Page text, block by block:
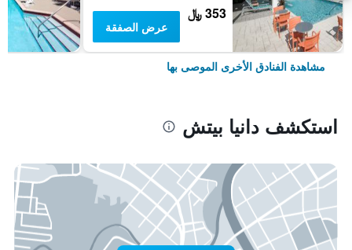
353 ﷼
عرض الصفقة
مشاهدة الفنادق الأخرى الموصى بها
استكشف دانيا بيتش